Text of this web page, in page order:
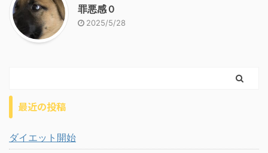
罪悪感０
2025/5/28
最近の投稿
ダイエット開始